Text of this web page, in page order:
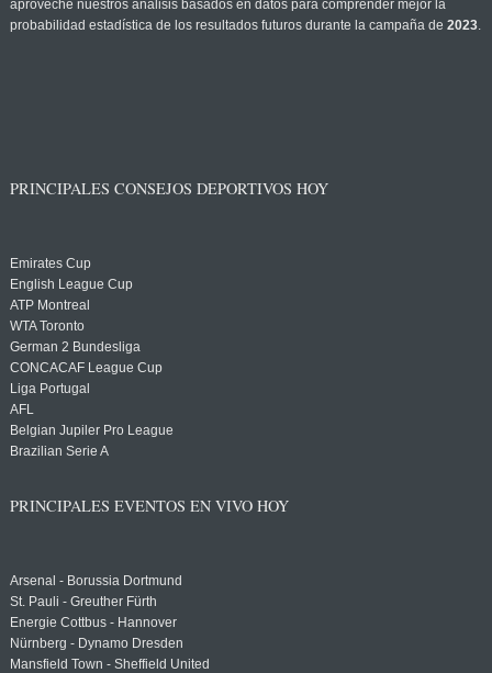
aproveche nuestros análisis basados en datos para comprender mejor la
probabilidad estadística de los resultados futuros durante la campaña de 2023.
PRINCIPALES CONSEJOS DEPORTIVOS HOY
Emirates Cup
English League Cup
ATP Montreal
WTA Toronto
German 2 Bundesliga
CONCACAF League Cup
Liga Portugal
AFL
Belgian Jupiler Pro League
Brazilian Serie A
PRINCIPALES EVENTOS EN VIVO HOY
Arsenal - Borussia Dortmund
St. Pauli - Greuther Fürth
Energie Cottbus - Hannover
Nürnberg - Dynamo Dresden
Mansfield Town - Sheffield United